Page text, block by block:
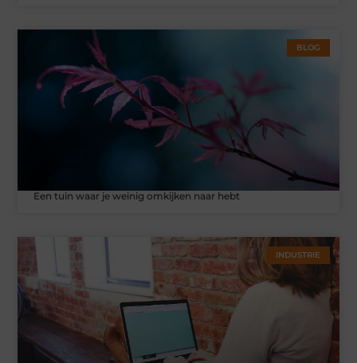
BLOG
Een tuin waar je weinig omkijken naar hebt
INDUSTRIE